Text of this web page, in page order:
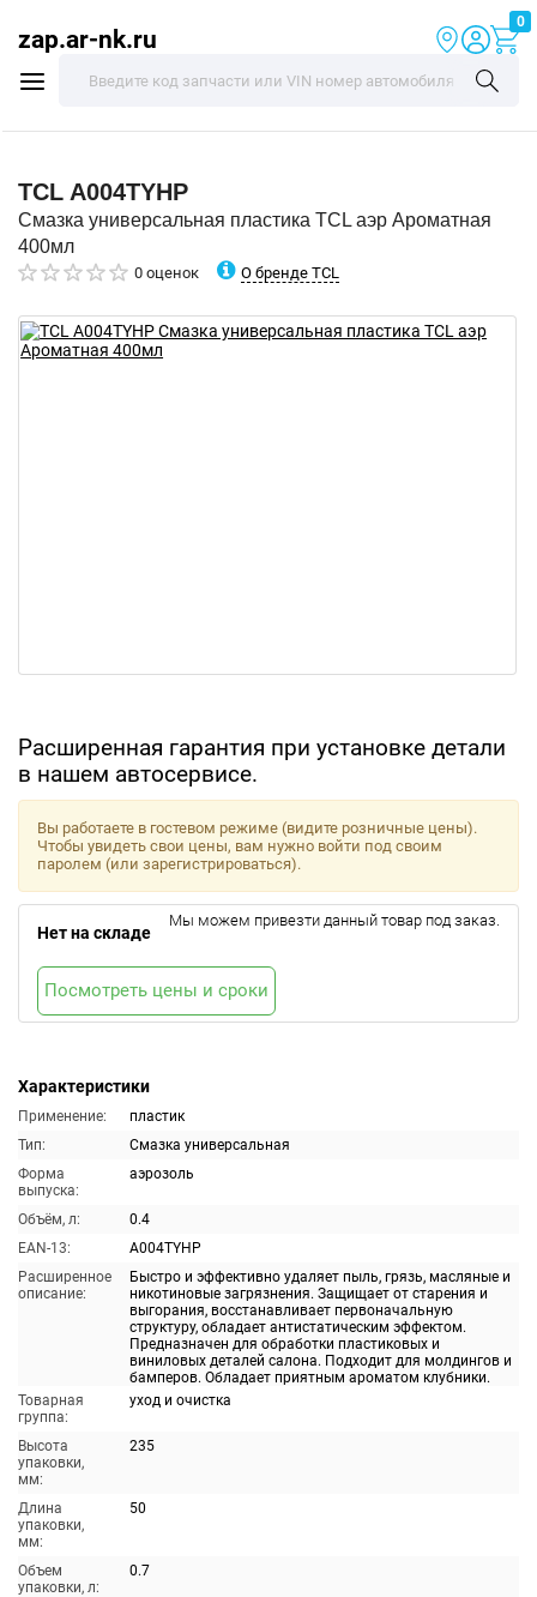
zap.ar-nk.ru
0
TCL A004TYHP
Смазка универсальная пластика TCL аэр Ароматная
400мл
0 оценок О бренде TCL
Расширенная гарантия при установке детали
в нашем автосервисе.
Характеристики
Применение:
пластик
Тип:
Смазка универсальная
Форма
выпуска:
аэрозоль
Объём, л:
0.4
EAN-13:
A004TYHP
Расширенное
описание:
Быстро и эффективно удаляет пыль, грязь, масляные и
никотиновые загрязнения. Защищает от старения и
выгорания, восстанавливает первоначальную
структуру, обладает антистатическим эффектом.
Предназначен для обработки пластиковых и
виниловых деталей салона. Подходит для молдингов и
бамперов. Обладает приятным ароматом клубники.
Товарная
группа:
уход и очистка
Высота
упаковки,
мм:
235
Длина
упаковки,
мм:
50
Объем
упаковки, л:
0.7
Вы работаете в гостевом режиме (видите розничные цены).
Чтобы увидеть свои цены, вам нужно войти под своим
паролем (или зарегистрироваться).
Нет на складе
Мы можем привезти данный товар под заказ.
Посмотреть цены и сроки